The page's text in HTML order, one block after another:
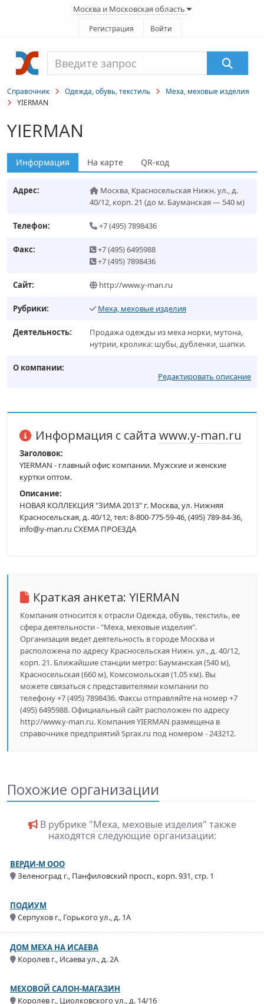
Москва и Московская область
Регистрация Войти
Справочник Одежда, обувь, текстиль
Меха, меховые изделия
YIERMAN
YIERMAN
Информация На карте QR-код
Адрес: Москва, Красносельская Нижн. ул., д.
40/12, корп. 21 (до м. Бауманская — 540 м)
Телефон: +7 (495) 7898436
Факс:
+7 (495) 6495988
+7 (495) 7898436
Сайт: http://www.y-man.ru
Рубрики: Меха, меховые изделия
Деятельность:
Продажа одежды из меха норки, мутона,
нутрии, кролика: шубы, дубленки, шапки.
О компании:
Редактировать описание
Информация с сайта www.y-man.ru
Заголовок:
YIERMAN - главный офис компании. Мужские и женские
куртки оптом.
Описание:
НОВАЯ КОЛЛЕКЦИЯ "ЗИМА 2013" г. Москва, ул. Нижняя
Красносельская, д. 40/12, тел: 8-800-775-59-46, (495) 789-84-36,
info@y-man.ru СХЕМА ПРОЕЗДА
Краткая анкета: YIERMAN
Компания относится к отрасли Одежда, обувь, текстиль, ее
сфера деятельности - "Меха, меховые изделия".
Организация ведет деятельность в городе Москва и
расположена по адресу Красносельская Нижн. ул., д. 40/12,
корп. 21. Ближайшие станции метро: Бауманская (540 м),
Красносельская (660 м), Комсомольская (1.05 км). Вы
можете связаться с представителями компании по
телефону +7 (495) 7898436. Факсы отправляйте на номер +7
(495) 6495988. Официальный сайт расположен по адресу
http://www.y-man.ru. Компания YIERMAN размещена в
справочнике предприятий Sprax.ru под номером - 243212.
Похожие организации
В рубрике "Меха, меховые изделия" также
находятся следующие организации:
ВЕРДИ-М ООО
Зеленоград г., Панфиловский просп., корп. 931, стр. 1
ПОДИУМ
Серпухов г., Горького ул., д. 1А
ДОМ МЕХА НА ИСАЕВА
Королев г., Исаева ул., д. 2А
МЕХОВОЙ САЛОН-МАГАЗИН
Королев г., Циолковского ул., д. 14/16